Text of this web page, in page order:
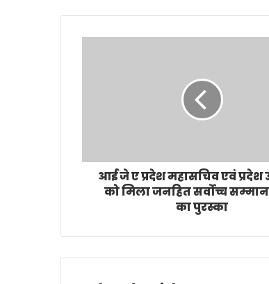
आई जे ए प्रदेश महासचिव एवं प्रदेश
को मिला जनहित सर्वोच्च
का पुरस्का